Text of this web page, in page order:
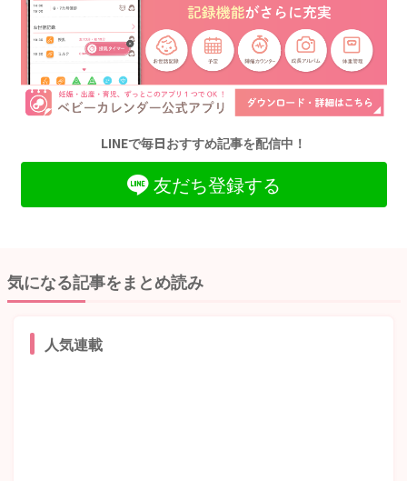
LINEで毎日おすすめ記事を配信中！
友だち登録する
気になる記事をまとめ読み
人気連載